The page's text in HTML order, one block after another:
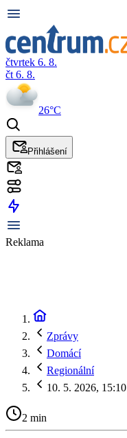
čtvrtek 6. 8.
čt 6. 8.
26°C
Přihlášení
Reklama
Zprávy
Domácí
Regionální
10. 5. 2026, 15:10
2 min